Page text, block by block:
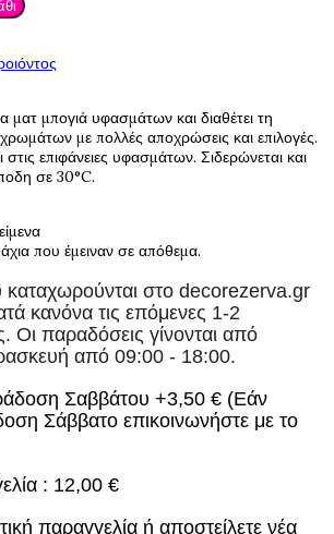
ματ μπογιά υφασμάτων και διαθέτει τη
με πολλές αποχρώσεις και επιλογές.
στις επιφάνειες υφασμάτων. Σιδερώνεται και
σε 30°C.
που έμειναν σε απόθεμα.
στο decorezerva.gr
κανόνα τις επόμενες 1-2
Οι παραδόσεις γίνονται από
από 09:00 - 18:00.
Σαββάτου +3,50 € (Εάν
Σάββατο επικοινωνήστε με το
: 12,00 €
παραγγελία ή αποστείλετε νέα